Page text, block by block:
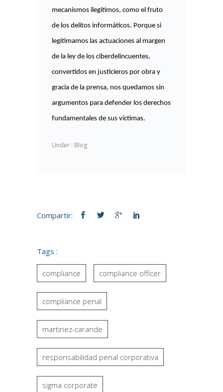
mecanismos ilegítimos, como el fruto
de los delitos informáticos. Porque si
legitimamos las actuaciones al margen
de la ley de los ciberdelincuentes,
convertidos en justicieros por obra y
gracia de la prensa, nos quedamos sin
argumentos para defender los derechos
fundamentales de sus víctimas.
Under : Blog
Compartir:
Tags :
compliance compliance officer
compliance penal
martinez-carande
responsabilidad penal corporativa
sigma corporate